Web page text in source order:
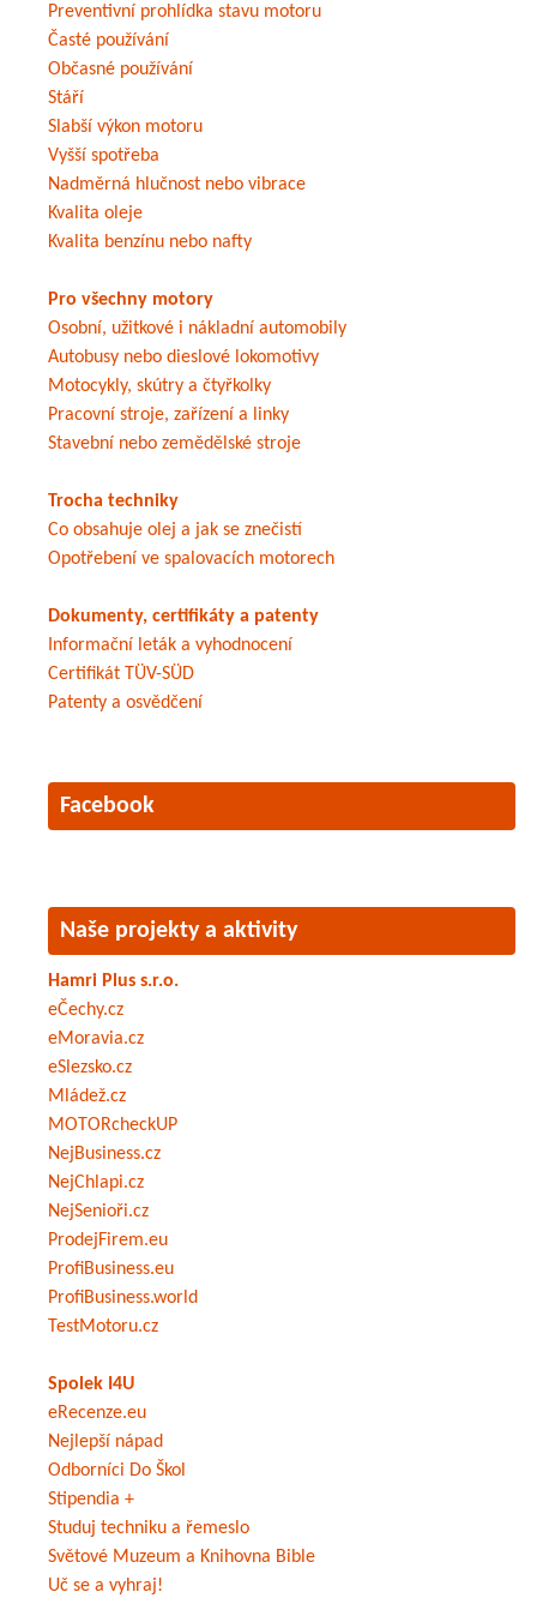
Preventivní prohlídka stavu motoru
Časté používání
Občasné používání
Stáří
Slabší výkon motoru
Vyšší spotřeba
Nadměrná hlučnost nebo vibrace
Kvalita oleje
Kvalita benzínu nebo nafty
Pro všechny motory
Osobní, užitkové i nákladní automobily
Autobusy nebo dieslové lokomotivy
Motocykly, skútry a čtyřkolky
Pracovní stroje, zařízení a linky
Stavební nebo zemědělské stroje
Trocha techniky
Co obsahuje olej a jak se znečistí
Opotřebení ve spalovacích motorech
Dokumenty, certifikáty a patenty
Informační leták a vyhodnocení
Certifikát TÜV-SÜD
Patenty a osvědčení
Facebook
Naše projekty a aktivity
Hamri Plus s.r.o.
eČechy.cz
eMoravia.cz
eSlezsko.cz
Mládež.cz
MOTORcheckUP
NejBusiness.cz
NejChlapi.cz
NejSenioři.cz
ProdejFirem.eu
ProfiBusiness.eu
ProfiBusiness.world
TestMotoru.cz
Spolek I4U
eRecenze.eu
Nejlepší nápad
Odborníci Do Škol
Stipendia +
Studuj techniku a řemeslo
Světové Muzeum a Knihovna Bible
Uč se a vyhraj!